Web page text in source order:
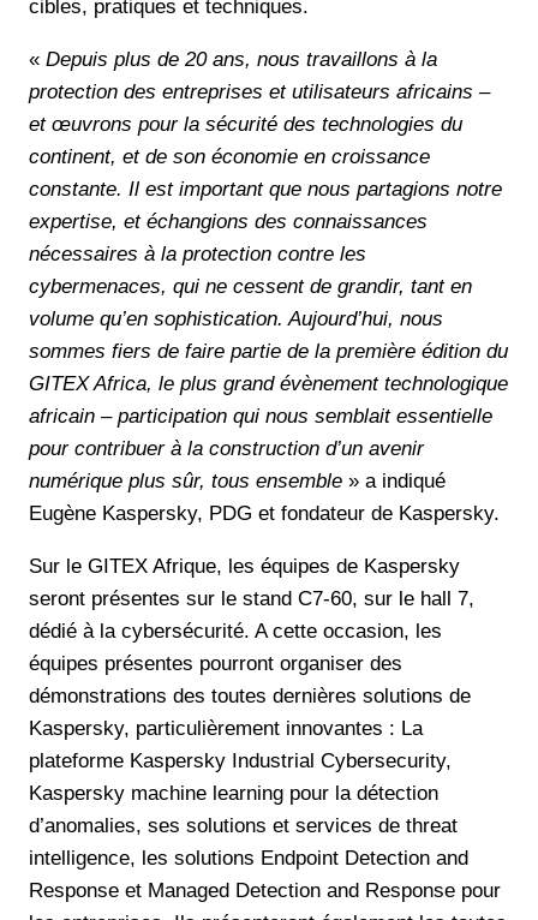
cibles, pratiques et techniques.
« Depuis plus de 20 ans, nous travaillons à la
protection des entreprises et utilisateurs africains –
et œuvrons pour la sécurité des technologies du
continent, et de son économie en croissance
constante. Il est important que nous partagions notre
expertise, et échangions des connaissances
nécessaires à la protection contre les
cybermenaces, qui ne cessent de grandir, tant en
volume qu’en sophistication. Aujourd’hui, nous
sommes fiers de faire partie de la première édition du
GITEX Africa, le plus grand évènement technologique
africain – participation qui nous semblait essentielle
pour contribuer à la construction d’un avenir
numérique plus sûr, tous ensemble » a indiqué
Eugène Kaspersky, PDG et fondateur de Kaspersky.
Sur le GITEX Afrique, les équipes de Kaspersky
seront présentes sur le stand C7-60, sur le hall 7,
dédié à la cybersécurité. A cette occasion, les
équipes présentes pourront organiser des
démonstrations des toutes dernières solutions de
Kaspersky, particulièrement innovantes : La
plateforme Kaspersky Industrial Cybersecurity,
Kaspersky machine learning pour la détection
d’anomalies, ses solutions et services de threat
intelligence, les solutions Endpoint Detection and
Response et Managed Detection and Response pour